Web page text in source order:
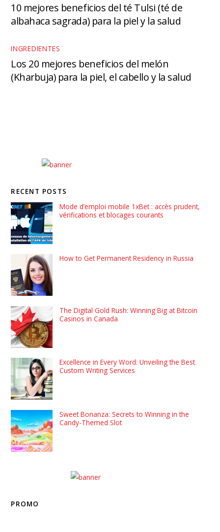
10 mejores beneficios del té Tulsi (té de
albahaca sagrada) para la piel y la salud
INGREDIENTES
Los 20 mejores beneficios del melón
(Kharbuja) para la piel, el cabello y la salud
RECENT POSTS
Mode d’emploi mobile 1xBet : accès prudent,
vérifications et blocages courants
How to Get Permanent Residency in Russia
The Digital Gold Rush: Winning Big at Bitcoin
Casinos in Canada
Excellence in Every Word: Unveiling the Best
Custom Writing Services
Sweet Bonanza: Secrets to Winning in the
Candy-Themed Slot
PROMO